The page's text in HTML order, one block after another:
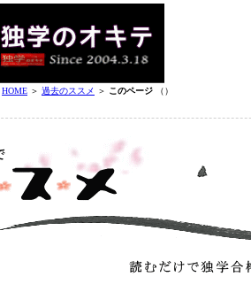
HOME ＞ 過去のススメ ＞ このページ （）